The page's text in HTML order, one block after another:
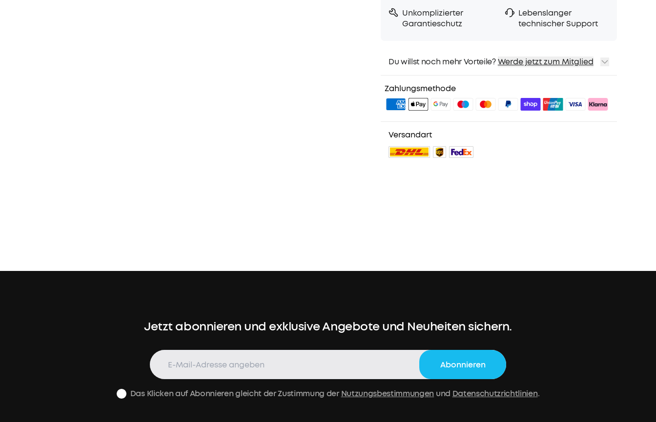
Unkomplizierter
Garantieschutz
Lebenslanger
technischer Support
Du willst noch mehr Vorteile? Werde jetzt zum Mitglied
2. Mitglieder-Preise für ausgewähte Produkte
3. Geburtstagsgeschenk
4. Weitere Vorteile mit soundcoreCreditsMehr erfahren
Zahlungsmethode
Versandart
verfügbar.
•
Originalteile,
hergestellt
von
soundcore
Mehr
Jetzt abonnieren und exklusive Angebote und Neuheiten sichern.
Abonnieren
Das Klicken auf Abonnieren gleicht der Zustimmung derNutzungsbestimmungen und Datenschutzrichtlinien.